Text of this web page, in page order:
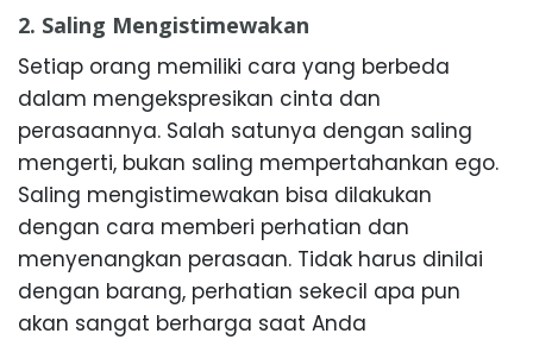
2. Saling Mengistimewakan
Setiap orang memiliki cara yang berbeda
dalam mengekspresikan cinta dan
perasaannya. Salah satunya dengan saling
mengerti, bukan saling mempertahankan ego.
Saling mengistimewakan bisa dilakukan
dengan cara memberi perhatian dan
menyenangkan perasaan. Tidak harus dinilai
dengan barang, perhatian sekecil apa pun
akan sangat berharga saat Anda